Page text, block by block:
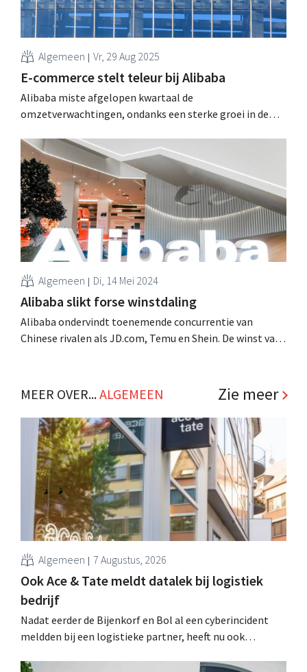
Algemeen Vr, 29 Aug 2025
E-commerce stelt teleur bij Alibaba
Alibaba miste afgelopen kwartaal de
omzetverwachtingen, ondanks een sterke groei in de
rivalen weegt op de e-commerceactiviteiten van de
Chinese groep. .
Algemeen Di, 14 Mei 2024
Alibaba slikt forse winstdaling
Alibaba ondervindt toenemende concurrentie van
Chinese rivalen als JD.com, Temu en Shein. De winst van
MEER OVER...ALGEMEEN Zie meer
Algemeen 7 Augustus, 2026
Ook Ace & Tate meldt datalek bij logistiek
bedrijf
Nadat eerder de Bijenkorf en Bol al een cyberincident
meldden bij een logistieke partner, heeft nu ook
datalek. Financiële gegevens, gebruikersnamen en